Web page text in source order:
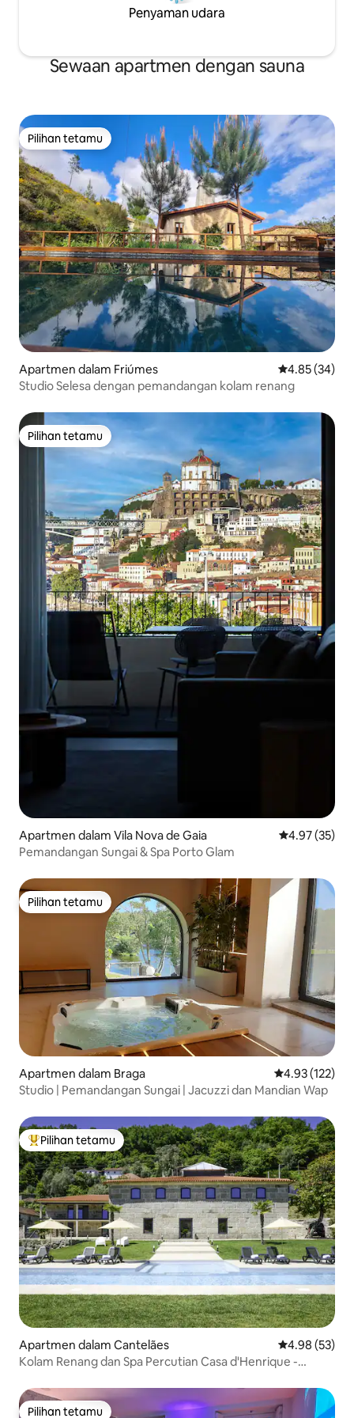
Penyaman udara
Sewaan apartmen dengan sauna
Pilihan tetamu
Pilihan tetamu
Apartmen dalam Friúmes Penarafan
4.85 (34)
Studio Selesa dengan pemandangan kolam renang
Pilihan tetamu
Pilihan tetamu
Apartmen dalam Vila Nova de Gaia Penarafan
4.97 (35)
Pemandangan Sungai & Spa Porto Glam
Pilihan tetamu
Pilihan tetamu
Apartmen dalam Braga Penarafan
4.93 (122)
Studio | Pemandangan Sungai | Jacuzzi dan Mandian Wap
Pilihan utama tetamu
Pilihan tetamu
Apartmen dalam Cantelães Penarafan
4.98 (53)
Kolam Renang dan Spa Percutian Casa d'Henrique -
Pilihan tetamu